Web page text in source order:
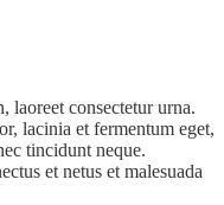
laoreet consectetur urna.
lacinia et fermentum eget,
tincidunt neque.
et netus et malesuada